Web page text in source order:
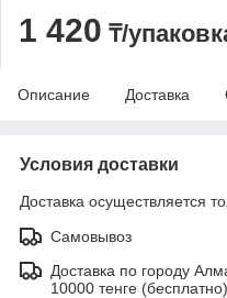
1 420 ₸/
Описание Доставка
Условия доставки
Доставка осуществляется
Самовывоз
Доставка по городу
10000 тенге (бесплатно)